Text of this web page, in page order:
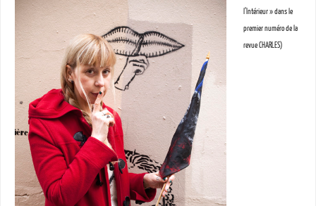
l’Intérieur » dans le
premier numéro de la
revue CHARLES)